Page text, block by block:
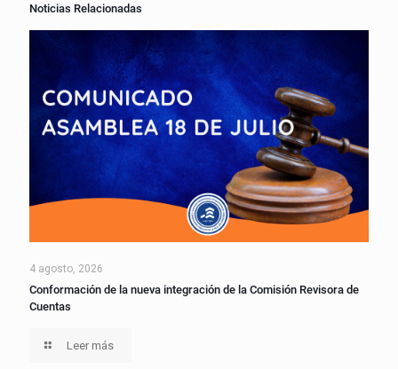
Noticias Relacionadas
4 agosto, 2026
Conformación de la nueva integración de la Comisión Revisora de
Cuentas
Leer más